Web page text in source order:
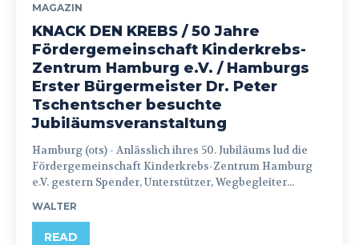
MAGAZIN
KNACK DEN KREBS / 50 Jahre
Fördergemeinschaft Kinderkrebs-
Zentrum Hamburg e.V. / Hamburgs
Erster Bürgermeister Dr. Peter
Tschentscher besuchte
Jubiläumsveranstaltung
Hamburg (ots) - Anlässlich ihres 50. Jubiläums lud die
Fördergemeinschaft Kinderkrebs-Zentrum Hamburg
e.V. gestern Spender, Unterstützer, Wegbegleiter...
WALTER
READ